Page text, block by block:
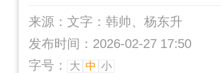
来源：文字：韩帅、杨东升
发布时间：2026-02-27 17:50
字号：
大 中 小